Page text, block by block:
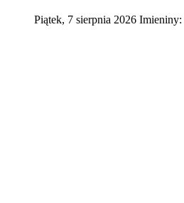
Piątek, 7 sierpnia 2026 Imieniny: